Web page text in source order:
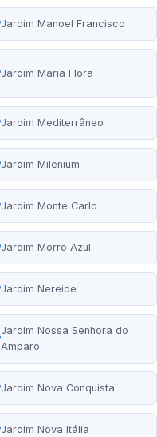
Jardim Manoel Francisco
Jardim Maria Flora
Jardim Mediterrâneo
Jardim Milenium
Jardim Monte Carlo
Jardim Morro Azul
Jardim Nereide
Jardim Nossa Senhora do
Amparo
Jardim Nova Conquista
Jardim Nova Itália